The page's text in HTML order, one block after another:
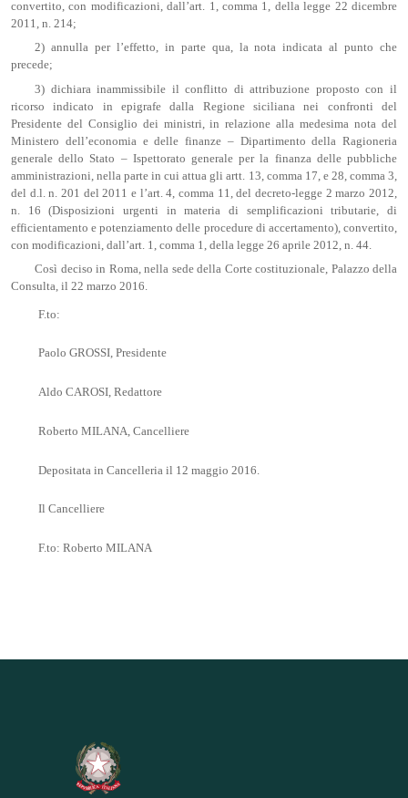
convertito, con modificazioni, dall’art. 1, comma 1, della legge 22 dicembre
2011, n. 214;
2) annulla per l’effetto, in parte qua, la nota indicata al punto che
precede;
3) dichiara inammissibile il conflitto di attribuzione proposto con il
ricorso indicato in epigrafe dalla Regione siciliana nei confronti del
Presidente del Consiglio dei ministri, in relazione alla medesima nota del
Ministero dell’economia e delle finanze – Dipartimento della Ragioneria
generale dello Stato – Ispettorato generale per la finanza delle pubbliche
amministrazioni, nella parte in cui attua gli artt. 13, comma 17, e 28, comma 3,
del d.l. n. 201 del 2011 e l’art. 4, comma 11, del decreto-legge 2 marzo 2012,
n. 16 (Disposizioni urgenti in materia di semplificazioni tributarie, di
efficientamento e potenziamento delle procedure di accertamento), convertito,
con modificazioni, dall’art. 1, comma 1, della legge 26 aprile 2012, n. 44.
Così deciso in Roma, nella sede della Corte costituzionale, Palazzo della
Consulta, il 22 marzo 2016.
F.to:
Paolo GROSSI, Presidente
Aldo CAROSI, Redattore
Roberto MILANA, Cancelliere
Depositata in Cancelleria il 12 maggio 2016.
Il Cancelliere
F.to: Roberto MILANA